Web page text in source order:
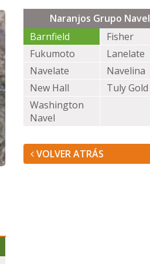
Naranjos Grupo Navel
Barnfield
Fisher
Fukumoto
Lanelate
Navelate
Navelina
New Hall
Tuly Gold
Washington
Navel
VOLVER ATRÁS